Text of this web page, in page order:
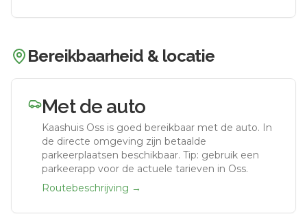
Bereikbaarheid & locatie
Met de auto
Kaashuis Oss is goed bereikbaar met de auto. In
de directe omgeving zijn betaalde
parkeerplaatsen beschikbaar. Tip: gebruik een
parkeerapp voor de actuele tarieven in Oss.
Routebeschrijving →